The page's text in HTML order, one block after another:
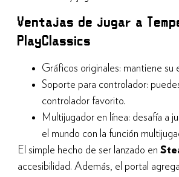
Ventajas de jugar a
PlayClassics
Gráficos originales: mantiene su
Soporte para controlador:
controlador favorito.
Multijugador en línea: desafía a
el mundo con la función
El simple hecho de ser lanzado en
accesibilidad. Además, el portal